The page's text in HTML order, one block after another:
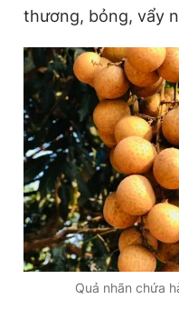
thương, bỏng, vẩy
Quả nhãn chứa